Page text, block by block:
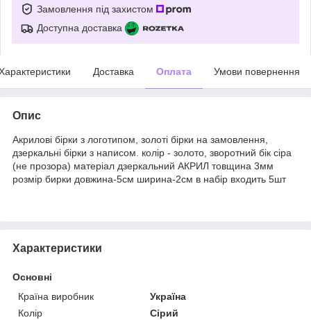
Замовлення під захистом
Доступна доставка
Доставка Оплата Умови повернення
Опис
Акрилові бірки з логотипом, золоті бірки на замовлення,
дзеркальні бірки з написом. колір - золото, зворотний бік сіра
(не прозора) матеріал дзеркальний АКРИЛ товщина 3мм
розмір бирки довжина-5см ширина-2см в набір входить 5шт
Характеристики
Основні
Країна виробник
Україна
Колір
Сірий